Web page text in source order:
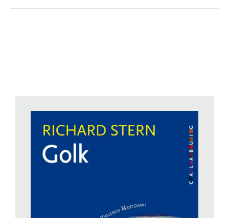
attore a leggere qualche brano. L’attore leggeva, piazzando
l’accento sulla «u». L’autore, dopo un po’ di agitazione sul
divano, diceva che no, si dice Lutéro con l’accento sulla «e». Il
lettore mostrava una copia con scritto «L’utero». Disperazione
di Alberoni, che pensò «Ho una casa editrice dove non hanno
fatto neanche la terza elementare». Fino all’arrivo del fatidico
oggi siano figlie della televisione di oggi. Anche se – detto per